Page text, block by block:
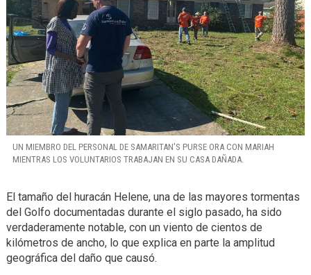
UN MIEMBRO DEL PERSONAL DE SAMARITAN'S PURSE ORA CON MARIAH
MIENTRAS LOS VOLUNTARIOS TRABAJAN EN SU CASA DAÑADA.
El tamaño del huracán Helene, una de las mayores tormentas
del Golfo documentadas durante el siglo pasado, ha sido
verdaderamente notable, con un viento de cientos de
kilómetros de ancho, lo que explica en parte la amplitud
geográfica del daño que causó.